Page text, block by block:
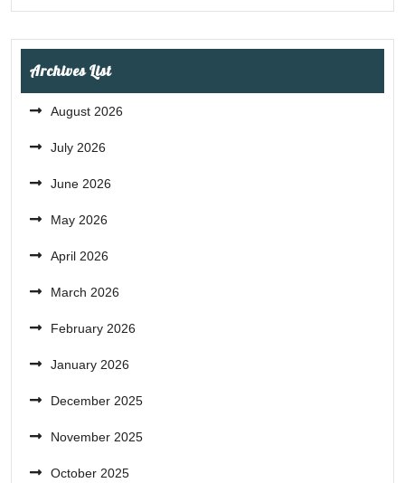
Archives List
August 2026
July 2026
June 2026
May 2026
April 2026
March 2026
February 2026
January 2026
December 2025
November 2025
October 2025